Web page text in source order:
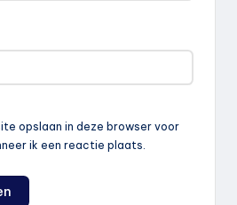
opslaan in deze browser voor
ik een reactie plaats.